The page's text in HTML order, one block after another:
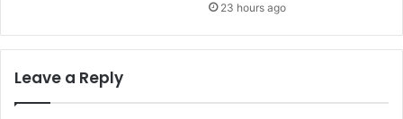
23 hours ago
Leave a Reply